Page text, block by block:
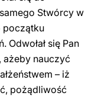
Stwórcy w
początku
się Pan
ażeby nauczyć
– iż
pożądliwość